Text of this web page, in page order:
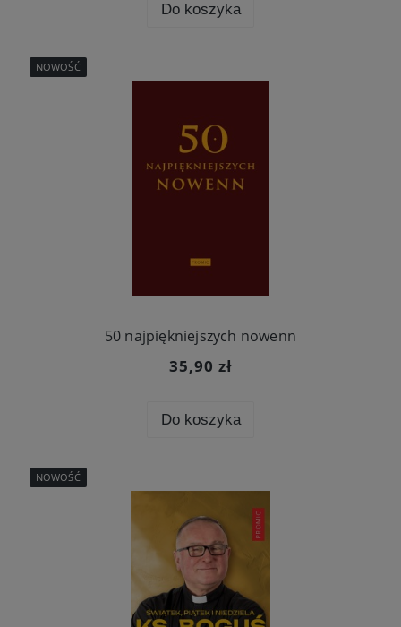
Do koszyka
50 najpiękniejszych nowenn
35,90 zł
Do koszyka
NOWOŚĆ
NOWOŚĆ